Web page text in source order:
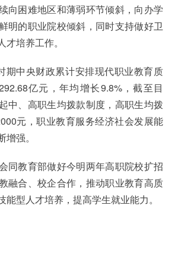
向困难地区和薄弱环节倾斜，向办学
明的职业院校倾斜，同时支持做好卫
培养工作。
期中央财政累计安排现代职业教育质
亿元，年均增长9.8%，截至目
中、高职生均拨款制度，高职生均拨
元，职业教育服务经济社会发展能
强。
同教育部做好今明两年高职院校扩招
融合、校企合作，推动职业教育高质
型人才培养，提高学生就业能力。